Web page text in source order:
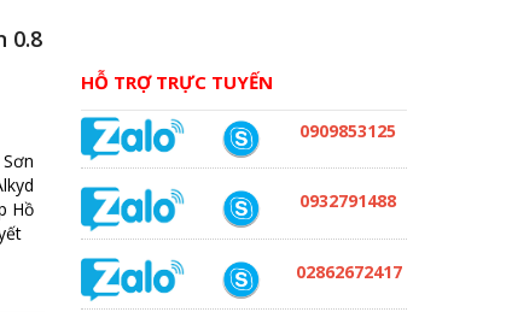
0.8
Hồ
HỖ TRỢ TRỰC TUYẾN
0909853125
0932791488
02862672417